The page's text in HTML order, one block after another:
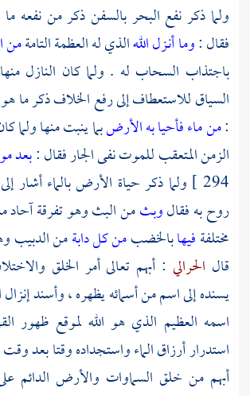
ولما ذكر نفع البحر بالسفن ذكر من نفعه
فقال :وما أنـزل اللهالذي له العظمة التامةمن
باجتذاب السحاب له . ولما كان النازل
السياق للاستعطاف إلى رفع الخلاف ذكر ما
:من ماء فأحيا به الأرضبما ينبت منها ولما
الزمن المتعقب للموت نفى الجار فقال :بعد
294 ] ولما ذكر حياة الأرض بالماء أشار
روح به فقالوبثمن البث وهو تفرقة
مختلفةفيهابالخضبمن كل دابةمن الدبيب
قال الحرالي : أبهم تعالى أمر الخلق
يسنده إلى اسم من أسمائه يظهره ، وأسند إنزال
اسمه العظيم الذي هو الله لموقع ظهور
استدرار أرزاق الماء واستجداده وقتا بعد
أبهم من خلق السماوات والأرض الدائم